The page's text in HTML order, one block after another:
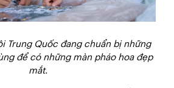
Trung Quốc đang chuẩn bị những
để có những màn pháo hoa đẹp
mắt.